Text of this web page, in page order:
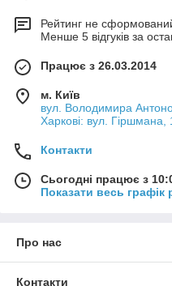
Рейтинг не
Менше 5 відгуків за
Працює з 26.03.2014
м. Київ
вул. Володимира
Харкові: вул. Гіршмана,
Контакти
Сьогодні працює з
Показати весь графік
Про нас
Контакти